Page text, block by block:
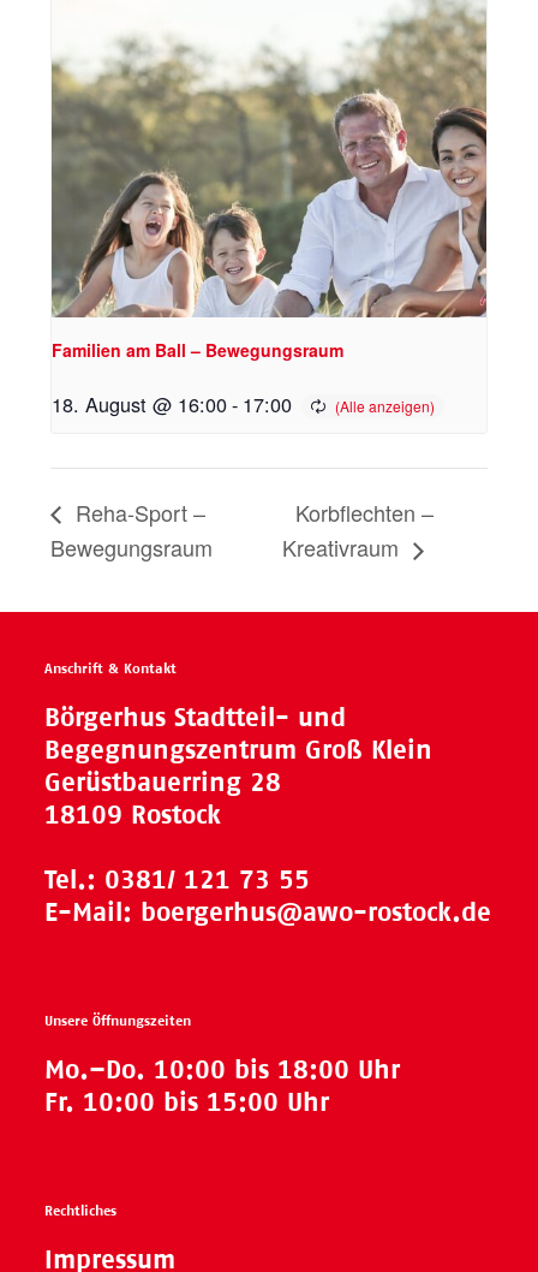
Familien am Ball – Bewegungsraum
18. August @ 16:00- 17:00
Reha-Sport –
Bewegungsraum
Korbflechten –
Kreativraum
Anschrift & Kontakt
Börgerhus Stadtteil- und
Begegnungszentrum Groß Klein
Gerüstbauerring 28
18109 Rostock
Tel.: 0381/ 121 73 55
E-Mail: boergerhus@awo-rostock.de
Unsere Öffnungszeiten
Mo.–Do. 10:00 bis 18:00 Uhr
Fr. 10:00 bis 15:00 Uhr
Rechtliches
Impressum